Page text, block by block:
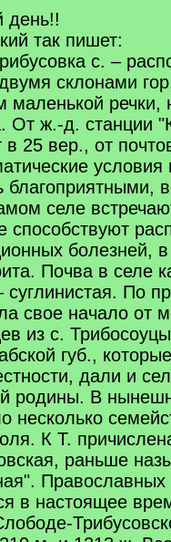
день!!
так пишет:
с. –
склонами
маленькой речки,
От ж.-д. станции
в 25 вер., от
условия
благоприятными,
селе
способствуют
болезней,
Почва в селе
суглинистая. По
свое начало от
из с.
губ.,
дали и
родины. В
несколько
К Т.
раньше
в настоящее